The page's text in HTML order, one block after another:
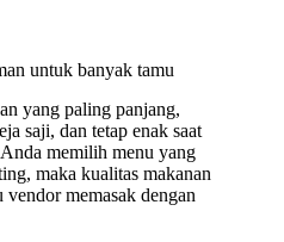
untuk banyak tamu
yang paling panjang,
saji, dan tetap enak saat
memilih menu yang
maka kualitas makanan
vendor memasak dengan